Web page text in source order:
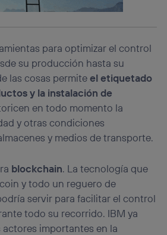
para optimizar el control
su producción hasta su
las cosas permiteel etiquetado
y la instalación de
en todo momento la
y otras condiciones
y medios de transporte.
blockchain. La tecnología que
y todo un reguero de
servir para facilitar el control
todo su recorrido. IBM ya
importantes en la
tecnología recibirá el mismo
se realizará en función de las
de los miembros del hogar
consentimiento.
, el marketing será más
se basará únicamente en la
del móvil.
Utiq seleccionando
la parte inferior de esta página web o
privacidad de Utiq
de Utiq.